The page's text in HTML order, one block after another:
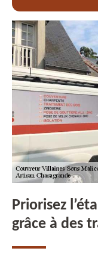
Priorisez
grâce à des